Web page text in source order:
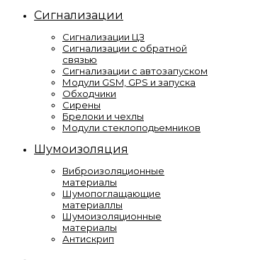
Сигнализации
Сигнализации ЦЗ
Сигнализации с обратной
связью
Сигнализации с автозапуском
Модули GSM, GPS и запуска
Обходчики
Сирены
Брелоки и чехлы
Модули стеклоподьемников
Шумоизоляция
Виброизоляционные
материалы
Шумопоглащающие
материаллы
Шумоизоляционные
материалы
Антискрип